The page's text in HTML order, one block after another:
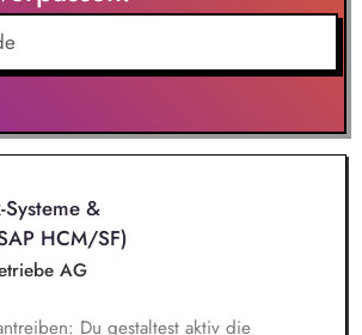
Nachhaltigkeitsreportings mit.
&
HCM/SF)
AG
Du gestaltest aktiv die